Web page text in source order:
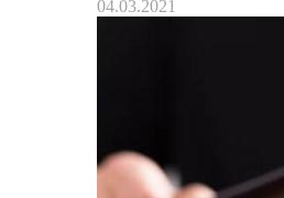
04.03.2021